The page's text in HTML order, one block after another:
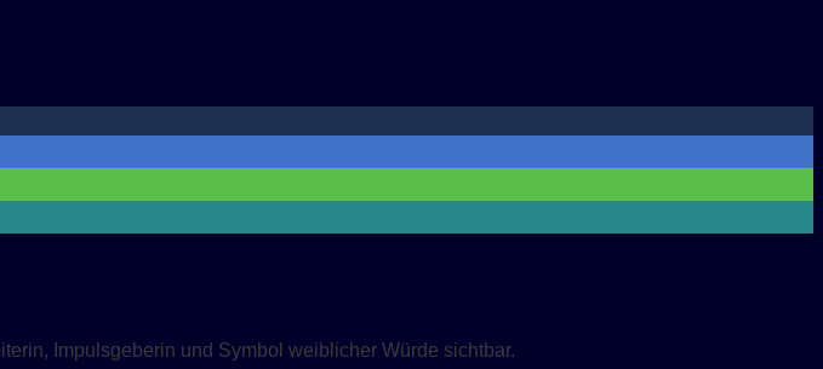
Impulsgeberin und Symbol weiblicher Würde sichtbar.